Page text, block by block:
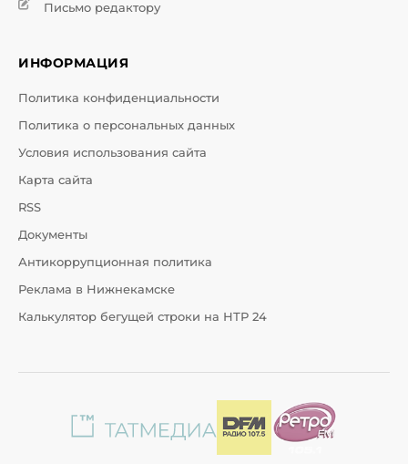
Письмо редактору
ИНФОРМАЦИЯ
Политика конфиденциальности
Политика о персональных данных
Условия использования сайта
Карта сайта
RSS
Документы
Антикоррупционная политика
Реклама в Нижнекамске
Калькулятор бегущей строки на НТР 24